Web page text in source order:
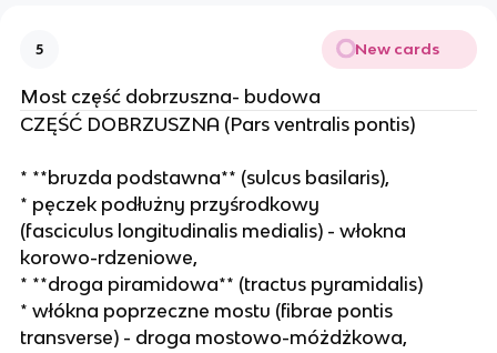
5 New cards
Most część dobrzuszna- budowa
CZĘŚĆ DOBRZUSZNA (Pars ventralis pontis)
* **bruzda podstawna** (sulcus basilaris),
* pęczek podłużny przyśrodkowy
(fasciculus longitudinalis medialis) - włokna
korowo-rdzeniowe,
* **droga piramidowa** (tractus pyramidalis)
* włókna poprzeczne mostu (fibrae pontis
transverse) - droga mostowo-móżdżkowa,